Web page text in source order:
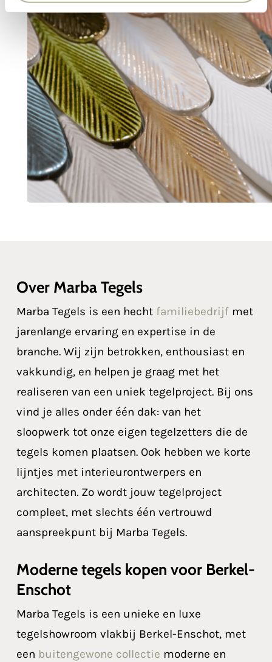
Over Marba Tegels
Marba Tegels is een hecht familiebedrijfmet
jarenlange ervaring en expertise in de
branche. Wij zijn betrokken, enthousiast en
vakkundig, en helpen je graag met het
realiseren van een uniek tegelproject. Bij ons
vind je alles onder één dak: van het
sloopwerk tot onze eigen tegelzetters die de
tegels komen plaatsen. Ook hebben we korte
lijntjes met interieurontwerpers en
architecten. Zo wordt jouw tegelproject
compleet, met slechts één vertrouwd
aanspreekpunt bij Marba Tegels.
Moderne tegels kopen voor Berkel-
Enschot
Marba Tegels is een unieke en luxe
tegelshowroom vlakbij Berkel-Enschot, met
een buitengewone collectie moderne en